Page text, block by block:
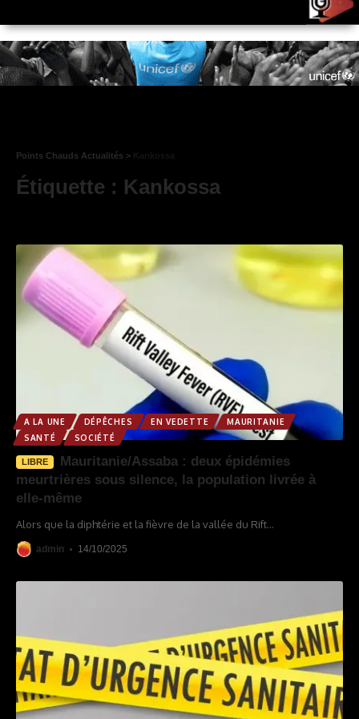
Points Chauds Actualités >
Étiquette : Kankossa
A LA UNE DÉPÊCHES EN VEDETTE
MAURITANIE
SANTÉ
SOCIÉTÉ
LIBRE
Mauritanie/Assaba : deux épidémies
meurtrières sous silence, la population livrée à
elle-même
Alors que la diphtérie et la fièvre de la vallée du Rift…
admin 14/10/2025